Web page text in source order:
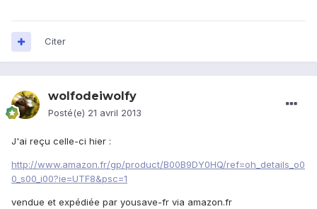
Citer
wolfodeiwolfy
Posté(e) 21 avril 2013
J'ai reçu celle-ci hier :
http://www.amazon.fr/gp/product/B00B9DY0HQ/ref=oh_details_o0
0_s00_i00?ie=UTF8&psc=1
vendue et expédiée par yousave-fr via amazon.fr